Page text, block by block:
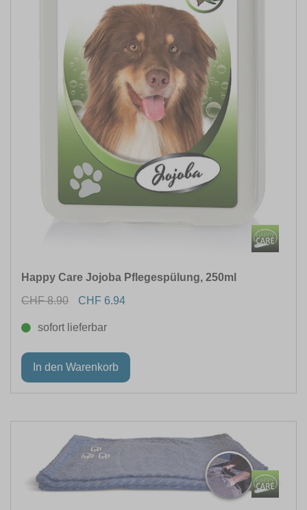
Happy Care Jojoba Pflegespülung, 250ml
CHF 8.90
CHF 6.94
sofort lieferbar